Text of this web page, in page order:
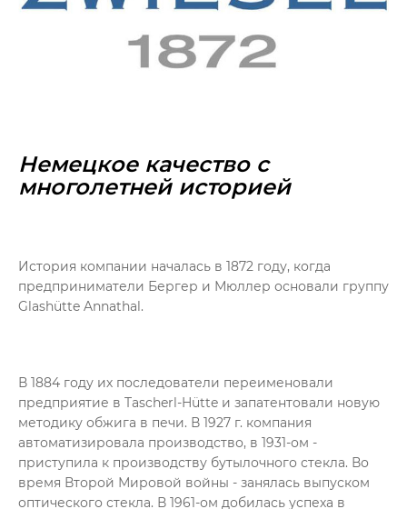
Немецкое качество с
многолетней историей
История компании началась в 1872 году, когда
предприниматели Бергер и Мюллер основали группу
Glashütte Annathal.
В 1884 году их последователи переименовали
предприятие в Tascherl-Hütte и запатентовали новую
методику обжига в печи. В 1927 г. компания
автоматизировала производство, в 1931-ом -
приступила к производству бутылочного стекла. Во
время Второй Мировой войны - занялась выпуском
оптического стекла. В 1961-ом добилась успеха в